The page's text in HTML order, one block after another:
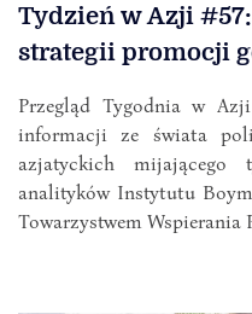
Tydzień w Azji
strategii promocji
Przegląd Tygodnia w
informacji ze świata
azjatyckich mijającego
analityków Instytutu
Towarzystwem Wspierania